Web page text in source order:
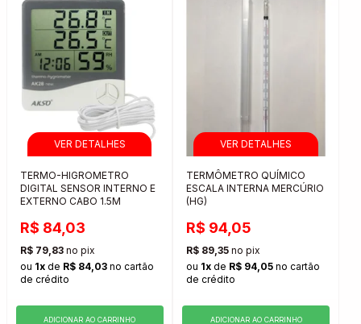
TERMO-HIGROMETRO
DIGITAL SENSOR INTERNO E
EXTERNO CABO 1.5M
R$ 84,03
R$ 79,83 no pix
ou 1x de R$ 84,03 no cartão
de crédito
ADICIONAR AO CARRINHO
TERMÔMETRO QUÍMICO
ESCALA INTERNA MERCÚRIO
(HG)
R$ 94,05
R$ 89,35 no pix
ou 1x de R$ 94,05 no cartão
de crédito
ADICIONAR AO CARRINHO